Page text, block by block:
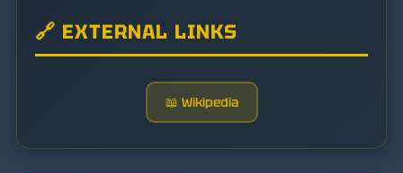
🔗 EXTERNAL LINKS
📖 Wikipedia